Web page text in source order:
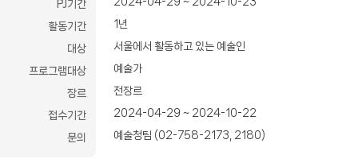
PJ기간
활동기간 1년
대상 서울에서 활동하고 있는 예술인
프로그램대상 예술가
장르 전장르
접수기간 2024-04-29 ~ 2024-10-22
문의 예술청팀 (02-758-2173, 2180)